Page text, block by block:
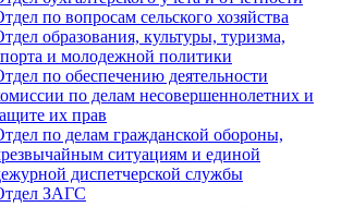
по вопросам сельского хозяйства
образования, культуры, туризма,
и молодежной политики
по обеспечению деятельности
по делам несовершеннолетних и
их прав
по делам гражданской обороны,
ситуациям и единой
диспетчерской службы
ЗАГС